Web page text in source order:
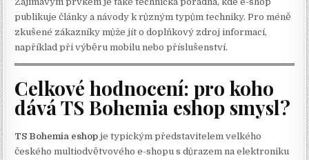
publikuje články a návody k různým typům techniky. Pro méně
zkušené zákazníky může jít o doplňkový zdroj informací,
například při výběru mobilu nebo příslušenství.
Celkové hodnocení: pro koho
dává TS Bohemia eshop smysl?
TS Bohemia eshop je typickým představitelem velkého
českého multiodvětvového e-shopu s důrazem na elektroniku